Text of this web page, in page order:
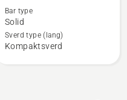
om
TOUGH.
404"
Bar type
Solid
Sverd type (lang)
Kompaktsverd